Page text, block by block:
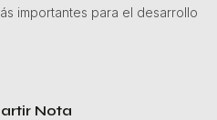
importantes para el desarrollo
Nota